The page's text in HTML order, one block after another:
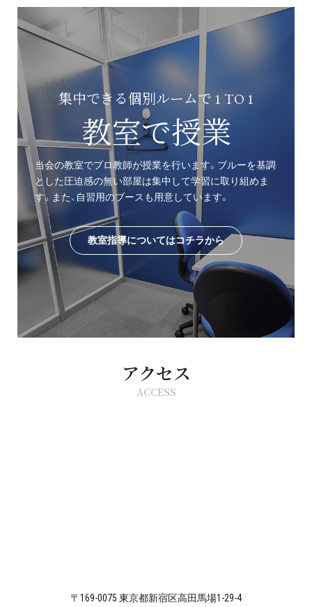
集中できる個別ルームで 1 TO 1
教室で授業
当会の教室でプロ教師が授業を行います。ブルーを基調
とした圧迫感の無い部屋は集中して学習に取り組めま
す。また、自習用のブースも用意しています。
教室指導についてはコチラから
アクセス
ACCESS
〒169-0075 東京都新宿区高田馬場1-29-4